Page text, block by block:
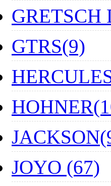
GRETSCH
GTRS(9)
JOYO (67)